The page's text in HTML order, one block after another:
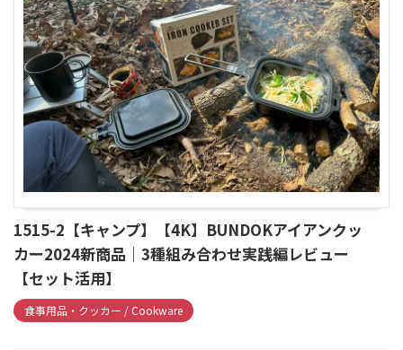
1515-2【キャンプ】【4K】BUNDOKアイアンクッ
カー2024新商品｜3種組み合わせ実践編レビュー
【セット活用】
食事用品・クッカー / Cookware